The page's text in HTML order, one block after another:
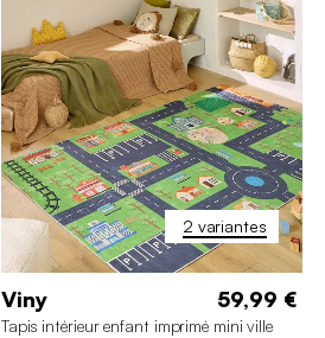
120 x 170 cm 80 x 150 cm
2 variantes
Viny 59,99 €
Tapis intérieur enfant imprimé mini ville